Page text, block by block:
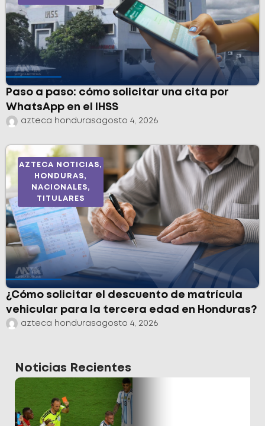
Paso a paso: cómo solicitar una cita por
WhatsApp en el IHSS
azteca hondurasagosto 4, 2026
AZTECA NOTICIAS,
HONDURAS,
NACIONALES,
TITULARES
¿Cómo solicitar el descuento de matrícula
vehicular para la tercera edad en Honduras?
azteca hondurasagosto 4, 2026
Noticias Recientes